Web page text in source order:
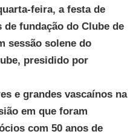
feira, a festa de
de fundação do Clube de
sessão solene do
presidido por
e grandes vascaínos na
em que foram
com 50 anos de